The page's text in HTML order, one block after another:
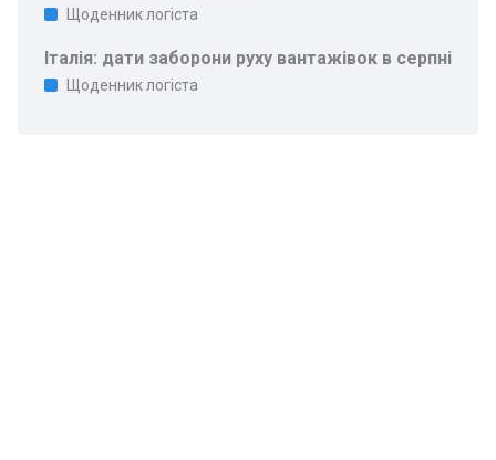
Щоденник логіста
Італія: дати заборони руху вантажівок в серпні
Щоденник логіста